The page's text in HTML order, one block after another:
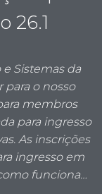
26.1
Sistemas da
para o nosso
membros
para ingresso
As inscrições
ingresso em
funciona…